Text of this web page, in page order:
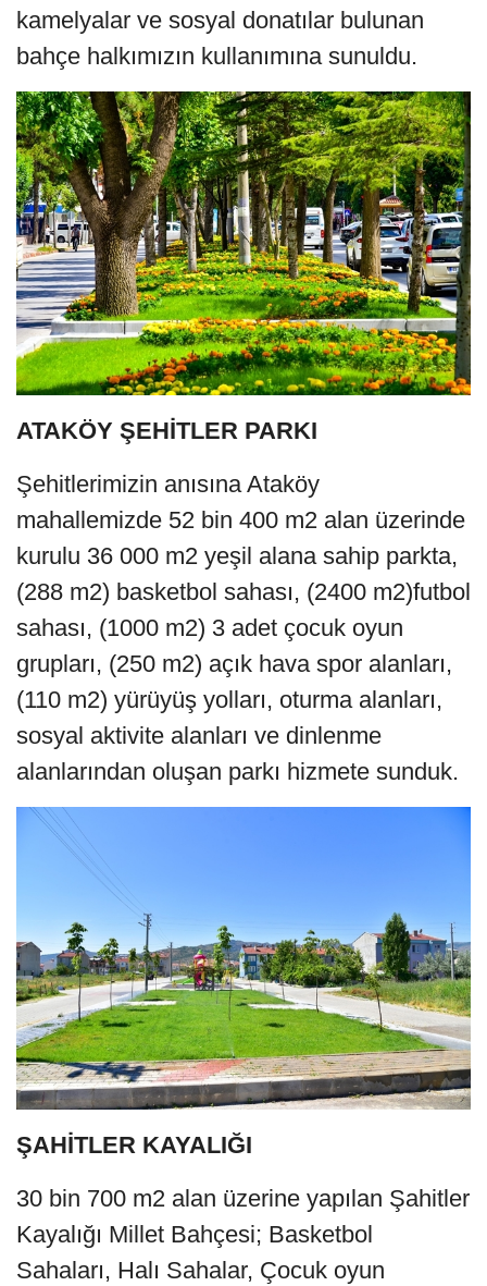
kamelyalar ve sosyal donatılar bulunan
bahçe halkımızın kullanımına sunuldu.
ATAKÖY ŞEHİTLER PARKI
Şehitlerimizin anısına Ataköy
mahallemizde 52 bin 400 m2 alan üzerinde
kurulu 36 000 m2 yeşil alana sahip parkta,
(288 m2) basketbol sahası, (2400 m2)futbol
sahası, (1000 m2) 3 adet çocuk oyun
grupları, (250 m2) açık hava spor alanları,
(110 m2) yürüyüş yolları, oturma alanları,
sosyal aktivite alanları ve dinlenme
alanlarından oluşan parkı hizmete sunduk.
ŞAHİTLER KAYALIĞI
30 bin 700 m2 alan üzerine yapılan Şahitler
Kayalığı Millet Bahçesi; Basketbol
Sahaları, Halı Sahalar, Çocuk oyun